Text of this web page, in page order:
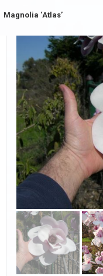
Magnolia ‘Atlas’